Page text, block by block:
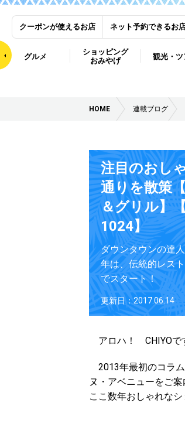
クーポンが使えるお店 ネット予約できるお
グルメ
ショッピング
おみやげ
観光・ツ
HOME 連載ブログ
注目のおし
通りを散策
＆グリル】
1024】
ダウンタウンの達
年は、伝統的レス
でスタート！
更新日：2017.06.14
アロハ！ CHIYOで
2013年最初のコラ
ヌ・アベニューをご
ここ数年おしゃれな